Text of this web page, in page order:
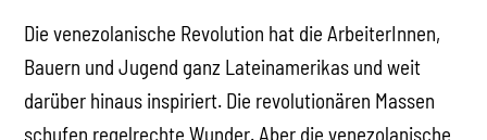
Die venezolanische Revolution hat die ArbeiterInnen,
Bauern und Jugend ganz Lateinamerikas und weit
darüber hinaus inspiriert. Die revolutionären Massen
schufen regelrechte Wunder. Aber die venezolanische